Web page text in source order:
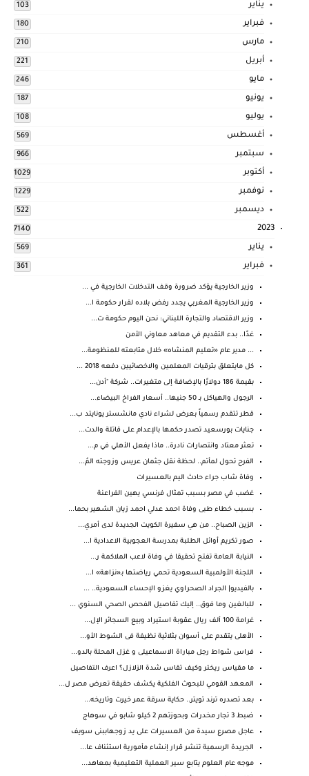
يناير 103
فبراير 180
مارس 210
أبريل 221
مايو 246
يونيو 187
يوليو 108
أغسطس 569
سبتمبر 966
أكتوبر 1029
نوفمبر 1229
ديسمبر 522
2023
7140
يناير 569
فبراير 361
وزير الخارجية يؤكد ضرورة وقف التدخلات الخارجية في ...
وزير الخارجية المغربي يجدد رفض بلاده لقرار حكومة ا...
وزير الاقتصاد والتجارة اللبناني: نحن اليوم حكومة ت...
غدًا.. بدء التقديم في معاهد معاوني الأمن
... مدير عام «تعليم المنشاه» خلال متابعته للمنظومة...
كل مايتعلق بترقيات المعلمين والاخصائيين دفعه 2018 ...
بقيمة 186 دولارًا بالإضافة إلى متغيرات.. شركة "أدن...
الرجول والهياكل بـ 50 جنيها.. أسعار الفراخ البيضاء...
قطر تتقدم رسمياً بعرض لشراء نادي مانشستر يونايتد ب...
جنايات بورسعيد تصدر حكمها بالإعدام على قاتلة والدت...
تعثر معتاد وانتصارات نادرة.. ماذا يفعل الأهلي في م...
الفرح تحول لمأتم.. لحظة نقل جثمان عريس وزوجته المُ...
وفاة شاب جراء حادث اليم بالعسيرات
غضب في مصر بسبب تمثال فرنسي يهين الفراعنة
بسبب خطاء طبى وفاة احمد عدلي احمد زيان الشهير بحما...
الزين الصباح.. من هي سفيرة الكويت الجديدة لدى أمري...
صور تكريم أوائل الطلبة بمدرسة العجوبية الاعدادية ا...
النيابة العامة تفتح تحقيقا في وفاة لاعب الملاكمة ر...
اللجنة الأولمبية السعودية تحمي رياضتها بـ«نزاهة» ا...
بالفيديو| الجراد الصحراوي يغزو الإحساء السعودية.. ...
للبالغين وما فوق.. إليك تفاصيل الفحص الصحي السنوي ...
غرامة 100 ألف ريال عقوبة استيراد وبيع السجائر الإل...
الأهلى يتقدم على أسوان بثلاثية نظيفة فى الشوط الأو...
فراس شواط رجل مباراة الاسماعيلى و غزل المحلة بالدو...
ما مقياس ريختر وكيف تقاس شدة الزلازل؟ اعرف التفاصيل
المعهد القومي للبحوث الفلكية يكشف حقيقة تعرض مصر ل...
بعد تصدره ترند تويتر.. حكاية سرقة عمر خيرت وتاريخه...
ضبط 3 تجار مخدرات وبحوزتهم 2 كيلو شابو في سوهاج
عاجل مصرع سيدة من العسيرات على يد زوجهاببنى سويف
الجريدة الرسمية تنشر قرار إنشاء مأمورية استئناف عا...
موجه عام العلوم يتابع سير العملية التعليمية بمعاهد...